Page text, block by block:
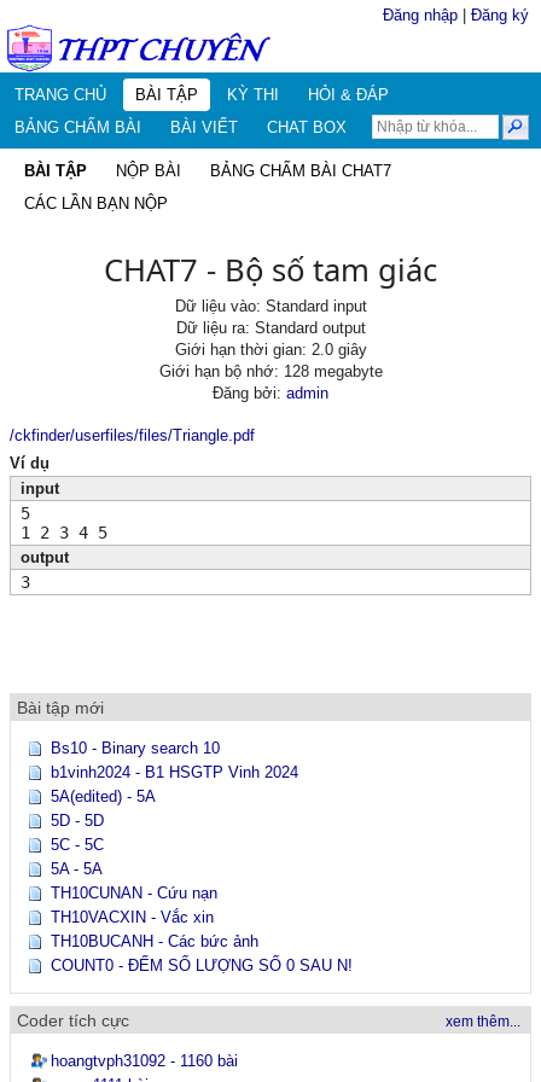
Đăng nhập Đăng ký
TRANG CHỦ BÀI TẬP KỲ THI
HỎI & ĐÁP
BẢNG CHẤM BÀI
BÀI VIẾT CHAT BOX
BÀI TẬP NỘP BÀI
BẢNG CHẤM BÀI CHAT7
CÁC LẦN BẠN NỘP
CHAT7 - Bộ số tam giác
Dữ liệu vào: Standard input
Dữ liệu ra: Standard output
Giới hạn thời gian: 2.0 giây
Giới hạn bộ nhớ: 128 megabyte
Đăng bởi: admin
/ckfinder/userfiles/files/Triangle.pdf
Ví dụ
input
5
1 2 3 4 5
output
3
Bài tập mới
Bs10 - Binary search 10
b1vinh2024 - B1 HSGTP Vinh 2024
5A(edited) - 5A
5D - 5D
5C - 5C
5A - 5A
TH10CUNAN - Cứu nạn
TH10VACXIN - Vắc xin
TH10BUCANH - Các bức ảnh
COUNT0 - ĐẾM SỐ LƯỢNG SỐ 0 SAU N!
xem thêm...
Coder tích cực
hoangtvph31092 - 1160 bài